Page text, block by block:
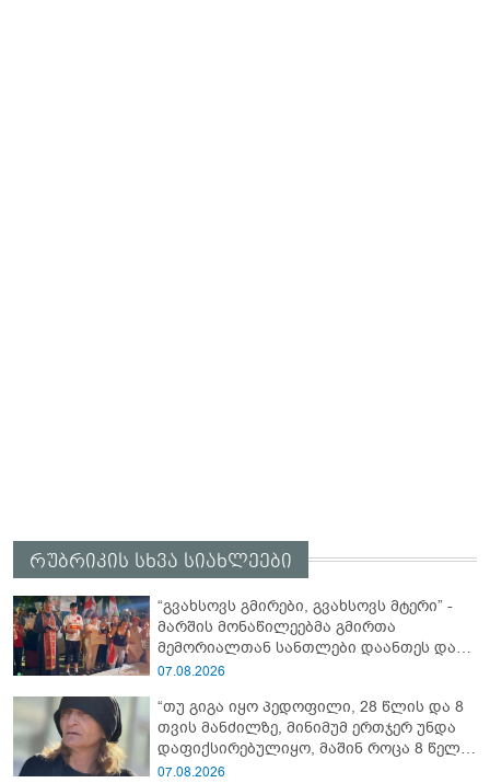
რუბრიკის სხვა სიახლეები
“გვახსოვს გმირები, გვახსოვს მტერი” -
მარშის მონაწილეებმა გმირთა
მემორიალთან სანთლები დაანთეს და
გმირების ხსოვნას პატივი მიაგეს
07.08.2026
“თუ გიგა იყო პედოფილი, 28 წლის და 8
თვის მანძილზე, მინიმუმ ერთჯერ უნდა
დაფიქსირებულიყო, მაშინ როცა 8 წელი
ამზადებდა მოსწავლეებს! - იპოვონ ერთი
07.08.2026